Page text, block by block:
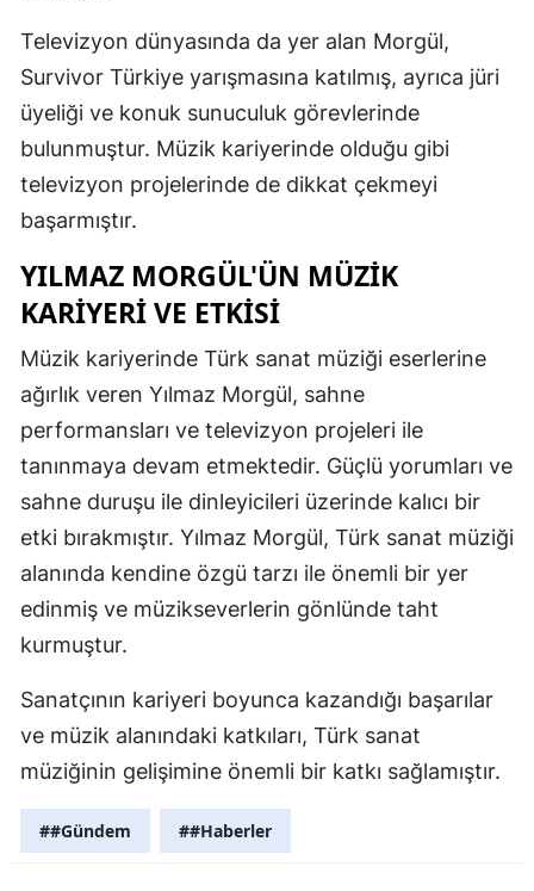
Niğde
Rize
Sinop
Tekirdağ
Tokat
Trabzon
Tunceli
Uşak
Televizyon dünyasında da yer alan Morgül,
Survivor Türkiye yarışmasına katılmış, ayrıca jüri
üyeliği ve konuk sunuculuk görevlerinde
bulunmuştur. Müzik kariyerinde olduğu gibi
televizyon projelerinde de dikkat çekmeyi
başarmıştır.
YILMAZ MORGÜL'ÜN MÜZIK
KARIYERI VE ETKISI
Müzik kariyerinde Türk sanat müziği eserlerine
ağırlık veren Yılmaz Morgül, sahne
performansları ve televizyon projeleri ile
tanınmaya devam etmektedir. Güçlü yorumları ve
sahne duruşu ile dinleyicileri üzerinde kalıcı bir
etki bırakmıştır. Yılmaz Morgül, Türk sanat müziği
alanında kendine özgü tarzı ile önemli bir yer
edinmiş ve müzikseverlerin gönlünde taht
kurmuştur.
Sanatçının kariyeri boyunca kazandığı başarılar
ve müzik alanındaki katkıları, Türk sanat
müziğinin gelişimine önemli bir katkı sağlamıştır.
##Gündem ##Haberler